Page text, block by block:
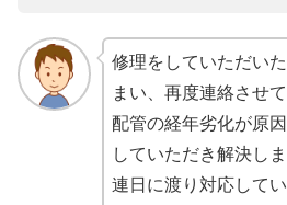
修理をしていただい
まい、再度連絡させ
配管の経年劣化が原
していただき解決しま
連日に渡り対応して